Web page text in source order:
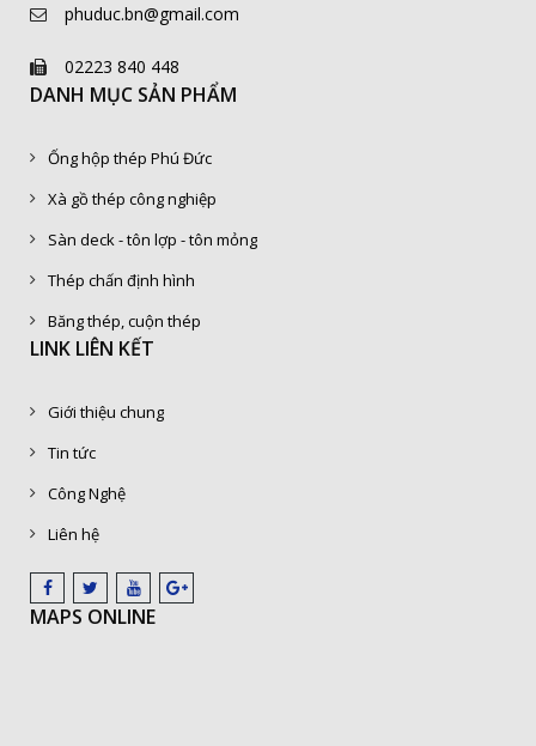
phuduc.bn@gmail.com
02223 840 448
DANH MỤC SẢN PHẨM
Ống hộp thép Phú Đức
Xà gồ thép công nghiệp
Sàn deck - tôn lợp - tôn mỏng
Thép chấn định hình
Băng thép, cuộn thép
LINK LIÊN KẾT
Giới thiệu chung
Tin tức
Công Nghệ
Liên hệ
MAPS ONLINE